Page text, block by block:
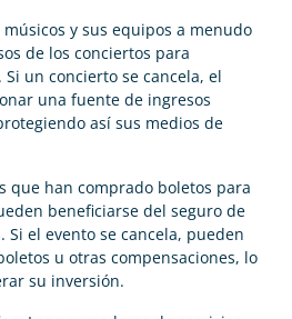
músicos y sus equipos a menudo
de los conciertos para
un concierto se cancela, el
una fuente de ingresos
así sus medios de
que han comprado boletos para
beneficiarse del seguro de
Si el evento se cancela, pueden
u otras compensaciones, lo
su inversión.